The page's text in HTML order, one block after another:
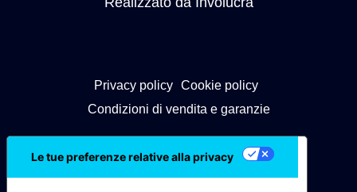
Privacy policy Cookie policy
Condizioni di vendita e garanzie
Le tue preferenze relative alla privacy